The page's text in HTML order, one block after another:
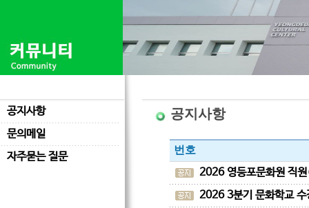
공지사항
문의메일
자주묻는 질문
공지사항
번호
2026 영등포문화원 직
2026 3분기 문화학교